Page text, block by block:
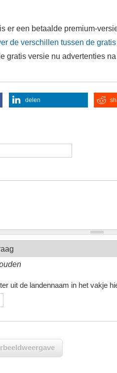
er een betaalde premium-
de verschillen tussen de
gratis versie nu advertenties
delen
uit de landennaam in het vakje